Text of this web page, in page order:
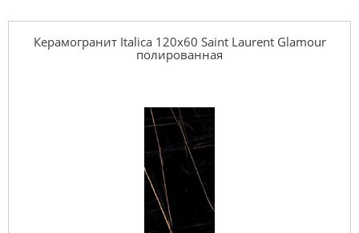
Керамогранит Italica 120x60 Saint Laurent Glamour
полированная